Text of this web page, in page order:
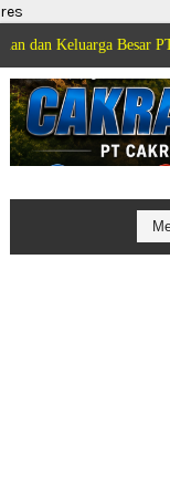
res
Besar PT